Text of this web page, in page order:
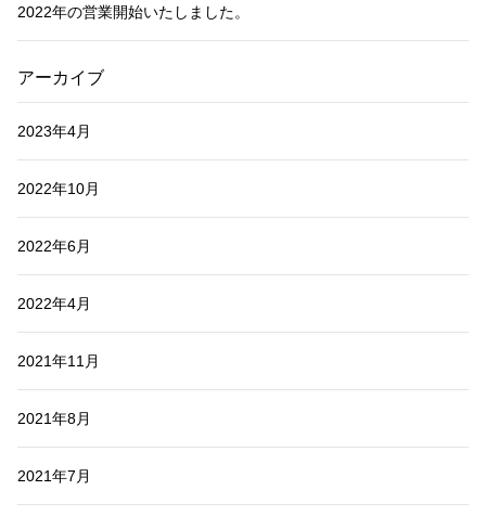
2022年の営業開始いたしました。
アーカイブ
2023年4月
2022年10月
2022年6月
2022年4月
2021年11月
2021年8月
2021年7月